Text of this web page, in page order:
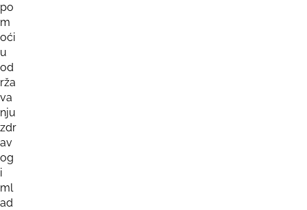
po
m
oći
u
od
rža
va
nju
zdr
av
og
i
ml
ad